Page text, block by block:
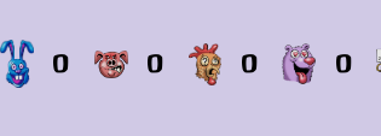
0 0 0 0